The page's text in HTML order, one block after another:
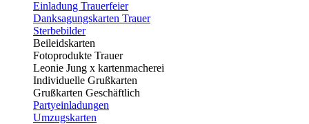
Einladung Trauerfeier
Danksagungskarten Trauer
Sterbebilder
Beileidskarten
Fotoprodukte Trauer
Leonie Jung x kartenmacherei
Individuelle Grußkarten
Grußkarten Geschäftlich
Partyeinladungen
Umzugskarten